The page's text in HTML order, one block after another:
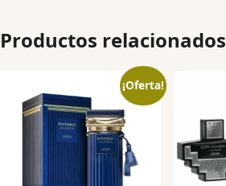
Productos relacionados
¡Oferta!